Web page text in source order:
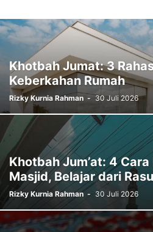
Khotbah Jumat: 3
Keberkahan Rumah
Rizky Kurnia Rahman - 30 Juli 2026
Khotbah Jum’at: 4
Rizky Kurnia Rahman - 30 Juli 2026